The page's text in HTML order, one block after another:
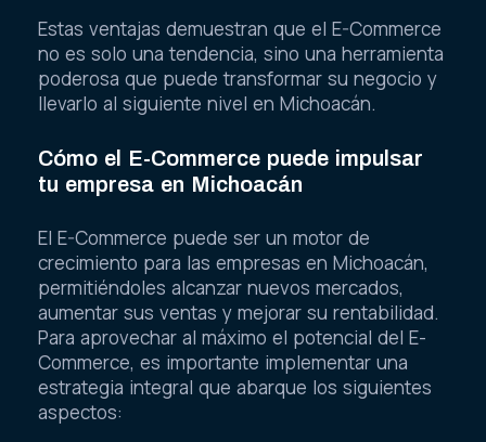
Estas ventajas demuestran que el E-Commerce
no es solo una tendencia, sino una herramienta
poderosa que puede transformar su negocio y
llevarlo al siguiente nivel en Michoacán.
Cómo el E-Commerce puede impulsar
tu empresa en Michoacán
El E-Commerce puede ser un motor de
crecimiento para las empresas en Michoacán,
permitiéndoles alcanzar nuevos mercados,
aumentar sus ventas y mejorar su rentabilidad.
Para aprovechar al máximo el potencial del E-
Commerce, es importante implementar una
estrategia integral que abarque los siguientes
aspectos: